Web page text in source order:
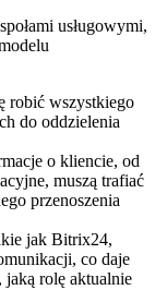
usługowymi,
robić wszystkiego
do oddzielenia
o kliencie, od
muszą trafiać
przenoszenia
jak Bitrix24,
co daje
jaką rolę aktualnie